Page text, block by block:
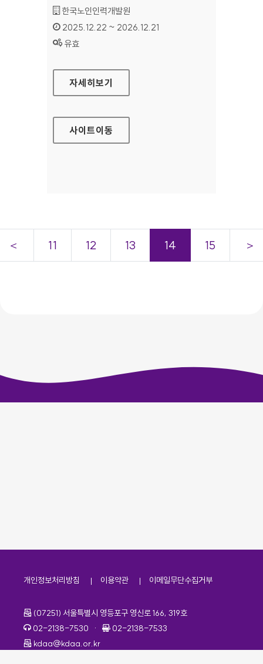
기관명 :
한국노인인력개발원
인증기간 :
2025.12.22 ~ 2026.12.21
상태 :
유효
한국노인인력개발원
자세히보기
사이트이동
＜ 11 12 13 14 15 ＞
개인정보처리방침 이용약관 이메일무단수집거부
주소
(07251) 서울특별시 영등포구 영신로 166, 319호
전화번호
02-2138-7530 · 팩스번호
02-2138-7533
이메일
kdaa@kdaa.or.kr